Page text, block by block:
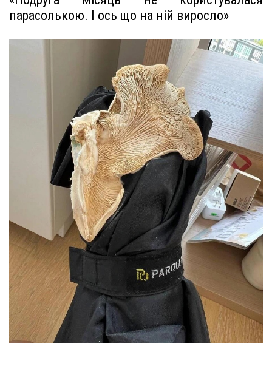
парасолькою. І ось що на ній виросло»